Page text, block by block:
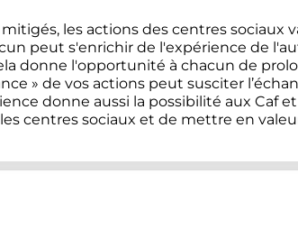
les actions des centres sociaux
peut s'enrichir de l'expérience de
donne l'opportunité à chacun de
» de vos actions peut susciter
donne aussi la possibilité aux Caf
centres sociaux et de mettre en